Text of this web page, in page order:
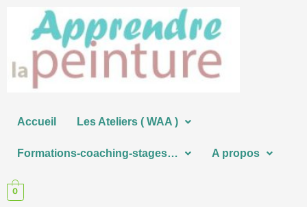
contenu
Accueil Les Ateliers ( WAA )
Formations-coaching-stages… A propos
0